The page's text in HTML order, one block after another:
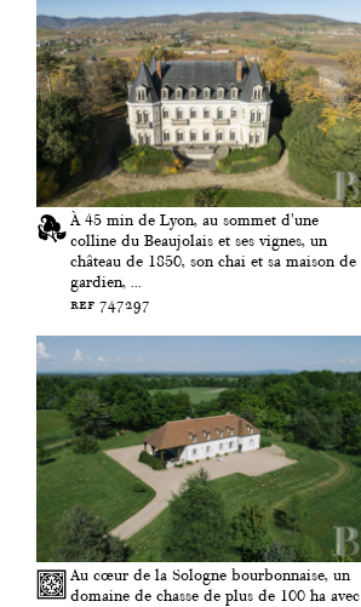
À 45 min de Lyon, au sommet d'une
colline du Beaujolais et ses vignes, un
château de 1850, son chai et sa maison de
gardien, ...
ref 747297
Au cœur de la Sologne bourbonnaise, un
domaine de chasse de plus de 100 ha avec